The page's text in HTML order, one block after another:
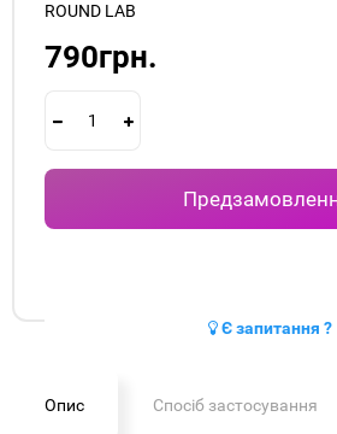
ROUND LAB
790грн.
Є запитання ?
Опис Спосіб застосування